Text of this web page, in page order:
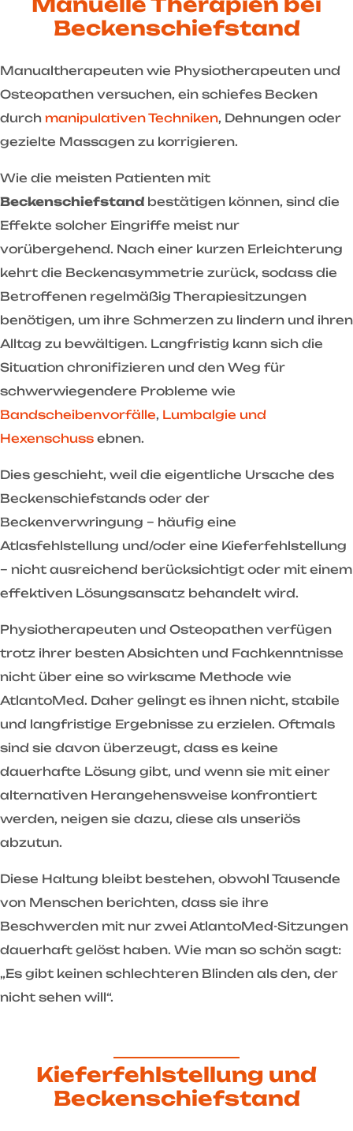
Beckenschiefstand
Manualtherapeuten wie Physiotherapeuten und
Osteopathen versuchen, ein schiefes Becken
durch manipulativen Techniken, Dehnungen oder
gezielte Massagen zu korrigieren.
Wie die meisten Patienten mit
Beckenschiefstand bestätigen können, sind die
Effekte solcher Eingriffe meist nur
vorübergehend. Nach einer kurzen Erleichterung
kehrt die Beckenasymmetrie zurück, sodass die
Betroffenen regelmäßig Therapiesitzungen
benötigen, um ihre Schmerzen zu lindern und ihren
Alltag zu bewältigen. Langfristig kann sich die
Situation chronifizieren und den Weg für
schwerwiegendere Probleme wie
Bandscheibenvorfälle, Lumbalgie und
Hexenschuss ebnen.
Dies geschieht, weil die eigentliche Ursache des
Beckenschiefstands oder der
Beckenverwringung – häufig eine
Atlasfehlstellung und/oder eine Kieferfehlstellung
– nicht ausreichend berücksichtigt oder mit einem
effektiven Lösungsansatz behandelt wird.
Physiotherapeuten und Osteopathen verfügen
trotz ihrer besten Absichten und Fachkenntnisse
nicht über eine so wirksame Methode wie
AtlantoMed. Daher gelingt es ihnen nicht, stabile
und langfristige Ergebnisse zu erzielen. Oftmals
sind sie davon überzeugt, dass es keine
dauerhafte Lösung gibt, und wenn sie mit einer
alternativen Herangehensweise konfrontiert
werden, neigen sie dazu, diese als unseriös
abzutun.
Diese Haltung bleibt bestehen, obwohl Tausende
von Menschen berichten, dass sie ihre
Beschwerden mit nur zwei AtlantoMed-Sitzungen
dauerhaft gelöst haben. Wie man so schön sagt:
„Es gibt keinen schlechteren Blinden als den, der
nicht sehen will“.
Kieferfehlstellung und
Beckenschiefstand